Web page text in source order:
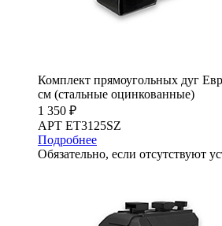
Комплект прямоугольных дуг
см (стальные оцинкованные)
1 350 ₽
АРТ ET3125SZ
Подробнее
Обязательно, если отсутствуют